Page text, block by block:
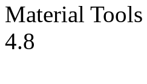
Material Tools
4.8